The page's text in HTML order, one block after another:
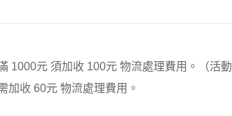
1000元 須加收 100元 物流處理費用。（活
加收 60元 物流處理費用。